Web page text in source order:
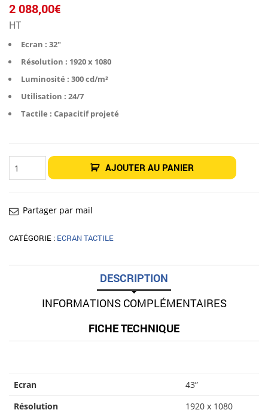
2 088,00€
HT
Ecran : 32″
Résolution : 1920 x 1080
Luminosité : 300 cd/m²
Utilisation : 24/7
Tactile : Capacitif projeté
quantité
de
QM43R-
T
AJOUTER AU PANIER
Partager par mail
CATÉGORIE : ECRAN TACTILE
DESCRIPTION
INFORMATIONS COMPLÉMENTAIRES
FICHE TECHNIQUE
Ecran
43”
Résolution
1920 x 1080